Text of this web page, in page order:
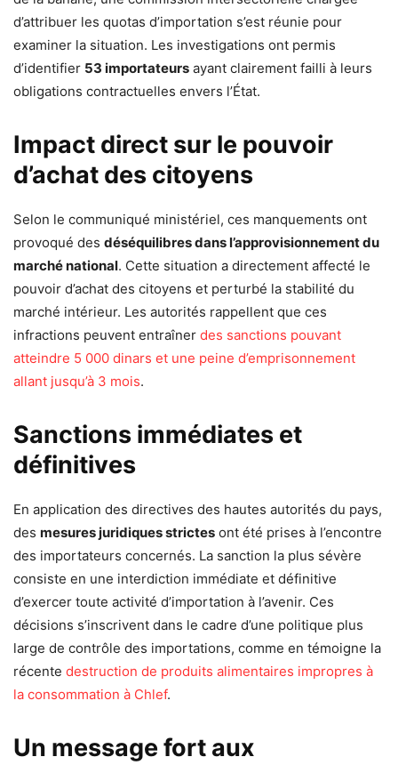
d’attribuer les quotas d’importation s’est réunie pour
examiner la situation. Les investigations ont permis
d’identifier 53 importateurs ayant clairement failli à leurs
obligations contractuelles envers l’État.
Impact direct sur le pouvoir
d’achat des citoyens
Selon le communiqué ministériel, ces manquements ont
provoqué des déséquilibres dans l’approvisionnement du
marché national. Cette situation a directement affecté le
pouvoir d’achat des citoyens et perturbé la stabilité du
marché intérieur. Les autorités rappellent que ces
infractions peuvent entraîner des sanctions pouvant
atteindre 5 000 dinars et une peine d’emprisonnement
allant jusqu’à 3 mois.
Sanctions immédiates et
définitives
En application des directives des hautes autorités du pays,
des mesures juridiques strictes ont été prises à l’encontre
des importateurs concernés. La sanction la plus sévère
consiste en une interdiction immédiate et définitive
d’exercer toute activité d’importation à l’avenir. Ces
décisions s’inscrivent dans le cadre d’une politique plus
large de contrôle des importations, comme en témoigne la
récente destruction de produits alimentaires impropres à
la consommation à Chlef.
Un message fort aux